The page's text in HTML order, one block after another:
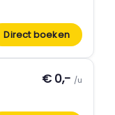
Direct boeken
€ 0,- /u